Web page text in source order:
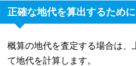
正確な地代を算出するため
概算の地代を査定する場合は、
て地代を計算します。